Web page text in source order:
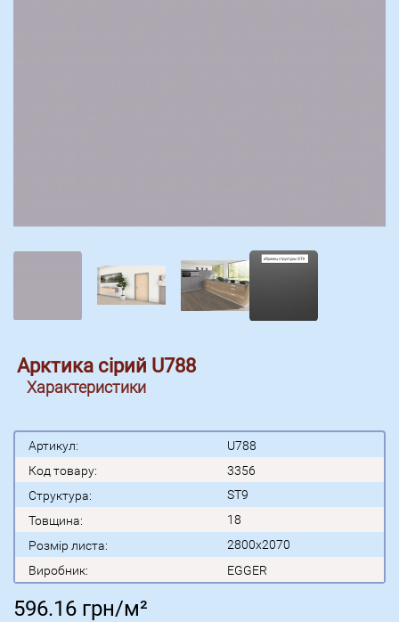
Арктика сірий U788
Характеристики
Артикул:
U788
Код товару:
3356
Структура:
ST9
Товщина:
18
Розмір листа:
2800x2070
Виробник:
EGGER
596.16 грн/м²